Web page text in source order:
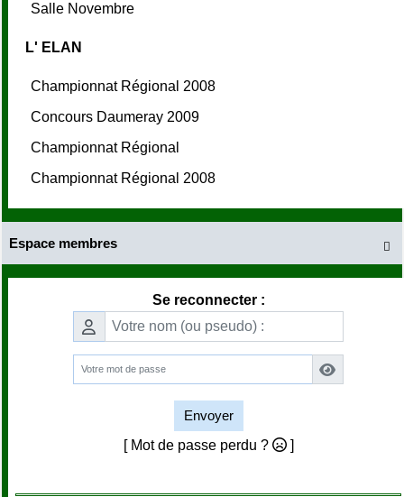
Salle Novembre
L' ELAN
Championnat Régional 2008
Concours Daumeray 2009
Championnat Régional
Championnat Régional 2008

Espace membres
Se reconnecter :
Envoyer
[ Mot de passe perdu ?
]